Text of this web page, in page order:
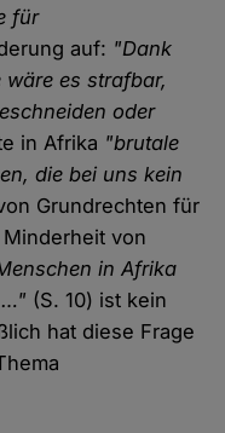
für
auf: "Dank
es strafbar,
oder
in Afrika "brutale
die bei uns kein
Grundrechten für
von
in Afrika
…" (S. 10) ist kein
hat diese Frage